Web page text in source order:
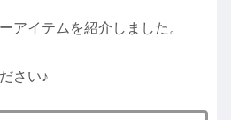
アイテムを紹介しました。
さい♪